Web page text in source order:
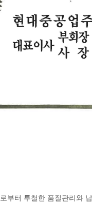
부터 투철한 품질관리와